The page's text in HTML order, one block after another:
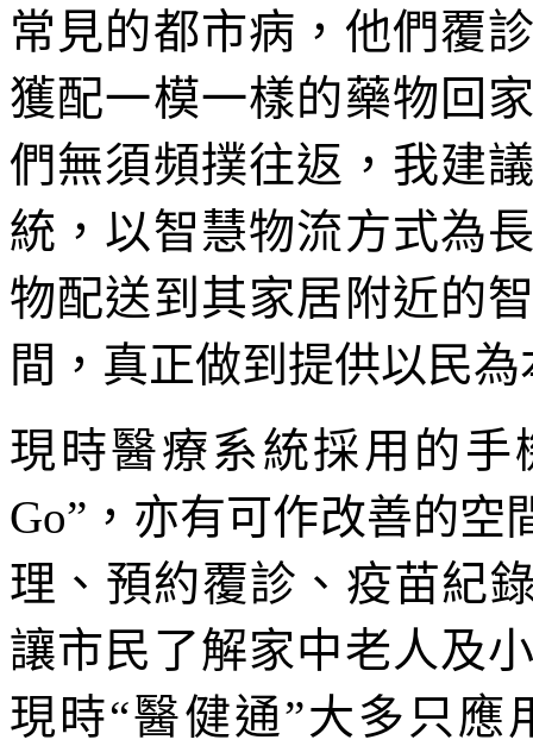
常見的都市病，他們覆
獲配一模一樣的藥物回
們無須頻撲往返，我建
統，以智慧物流方式為
物配送到其家居附近的
間，真正做到提供以民
現時醫療系統採用的手
Go”，亦有可作改善的
理、預約覆診、疫苗紀
讓市民了解家中老人及
現時“醫健通”大多只